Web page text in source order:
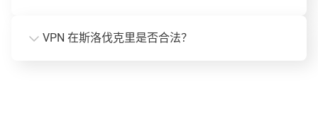
VPN 在斯洛伐克里是否合法？